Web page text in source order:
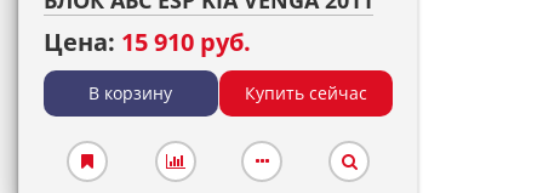
Цена: 15 910 руб.
В корзину Купить сейчас